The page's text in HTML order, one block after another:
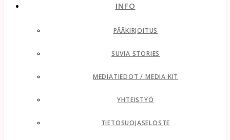
INFO
PÄÄKIRJOITUS
SUVIA STORIES
MEDIATIEDOT / MEDIA KIT
YHTEISTYÖ
TIETOSUOJASELOSTE